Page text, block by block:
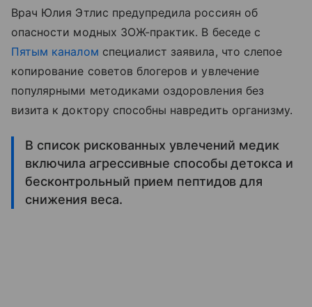
Врач Юлия Этлис предупредила россиян об
опасности модных ЗОЖ-практик. В беседе с
Пятым каналом специалист заявила, что слепое
копирование советов блогеров и увлечение
популярными методиками оздоровления без
визита к доктору способны навредить организму.
В список рискованных увлечений медик
включила агрессивные способы детокса и
бесконтрольный прием пептидов для
снижения веса.